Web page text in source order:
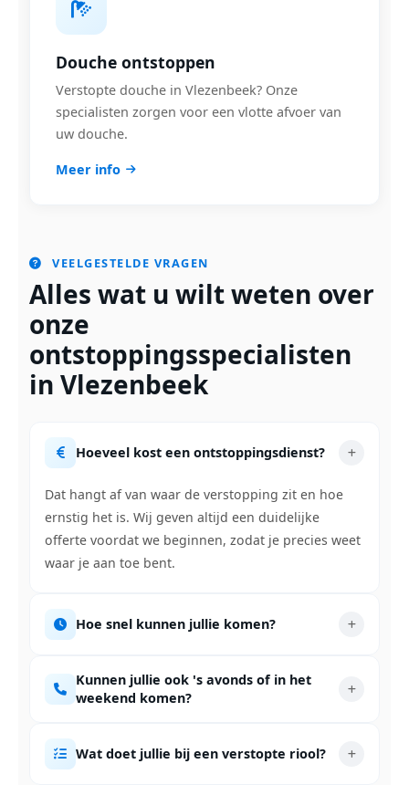
Douche ontstoppen
Verstopte douche in Vlezenbeek? Onze
specialisten zorgen voor een vlotte afvoer van
uw douche.
Meer info
VEELGESTELDE VRAGEN
Alles wat u wilt weten over
onze
ontstoppingsspecialisten
in Vlezenbeek
Hoeveel kost een ontstoppingsdienst?
Dat hangt af van waar de verstopping zit en hoe
ernstig het is. Wij geven altijd een duidelijke
offerte voordat we beginnen, zodat je precies weet
waar je aan toe bent.
Hoe snel kunnen jullie komen?
Kunnen jullie ook 's avonds of in het
weekend komen?
Wat doet jullie bij een verstopte riool?